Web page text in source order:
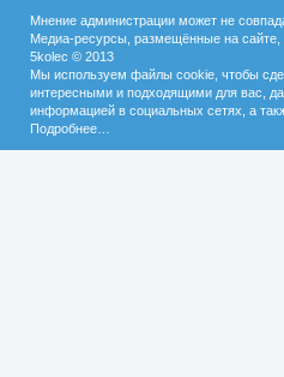
Мнение администрации может не
Медиа-ресурсы, размещённые на сайте,
5kolec © 2013
Мы используем файлы cookie, чтобы
интересными и подходящими для вас,
информацией в социальных сетях, а
Подробнее…